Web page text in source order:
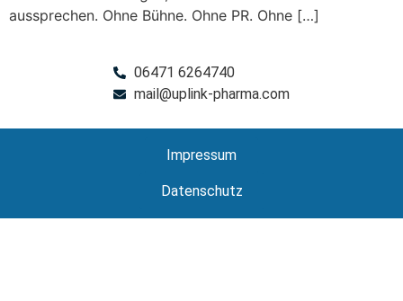
aussprechen. Ohne Bühne. Ohne PR. Ohne […]
06471 6264740
mail@uplink-pharma.com
Impressum
Datenschutz